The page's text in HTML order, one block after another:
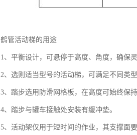
鹤管活动梯的用途
1、平衡设计，可悬停于高度、角度，确保
2、选则适当型号的活动梯，可满足不同类
3、踏步选用防滑网格板，在高度可始终保持
4、踏步与罐车接触处安装有缓冲垫。
5、活动架仅用于短时间的作业，其支撑面